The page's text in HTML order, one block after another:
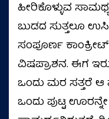
ಹೀರಿಕೊಳ್ಳುವ
ಬುಡದ ಸುತ್ತಲೂ
ಸಂಪೂರ್ಣ
ವಿಷಪ್ರಾಶನ. ಈಗ
ಒಂದು ಮರ ಸತ್ತರೆ ಆ
ಒಂದು ಪುಟ್ಟ